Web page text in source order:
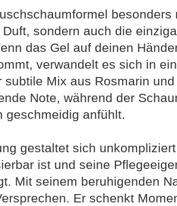
sondern auch die
das Gel auf deinen
verwandelt es sich in
subtile Mix aus Rosmarin
Note, während der
geschmeidig anfühlt.
gestaltet sich
ist und seine
Mit seinem beruhigenden
Er schenkt